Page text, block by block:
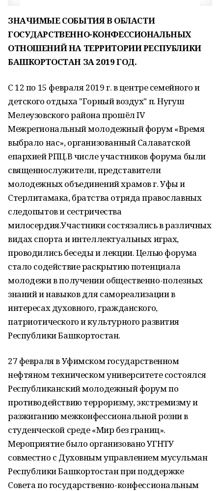
ЗНАЧИМЫЕ СОБЫТИЯВ ОБЛАСТИ
ГОСУДАРСТВЕННО-КОНФЕССИОНАЛЬНЫХ
ОТНОШЕНИЙ НА ТЕРРИТОРИИ РЕСПУБЛИКИ
БАШКОРТОСТАН ЗА 2019 ГОД.
С 12 по 15 февраля 2019 г. в центре семейного и
детского отдыха "Горный воздух" п. Нугуш
Мелеузовского района прошёл IV
Межрегиональный молодежный форум «Время
выбрало нас», организованный Салаватской
епархией РПЦ.В числе участников форума были
священнослужители, представители
молодежных объединений храмов г. Уфы и
Стерлитамака, братства отряда православных
следопытов и сестричества
милосердия.Участники состязались в различных
видах спорта и интеллектуальных играх,
проводились беседы и лекции. Целью форума
стало содействие раскрытию потенциала
молодежи в получении общественно-полезных
знаний и навыков для самореализации в
интересах духовного, гражданского,
патриотического и культурного развития
Республики Башкортостан.
27 февраля в Уфимском государственном
нефтяном техническом университете состоялся
Республиканский молодежный форум по
противодействию терроризму, экстремизму и
разжиганию межконфессиональной розни в
студенческой среде «Мир без границ».
Мероприятие было организовано УГНТУ
совместно с Духовным управлением мусульман
Республики Башкортостан при поддержке
Совета по государственно-конфессиональным